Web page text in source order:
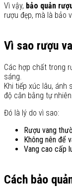
Vì vậy, bảo quản
rượu đẹp, mà là bảo
Vì sao rượu
Các hợp chất trong
sáng.
Khi tiếp xúc lâu, ánh
độ cân bằng tự nhiên.
Đó là lý do vì sao:
Rượu vang
Không nên để
Vang cao cấp
Cách bảo